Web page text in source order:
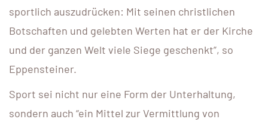
sportlich auszudrücken: Mit seinen christlichen
Botschaften und gelebten Werten hat er der Kirche
und der ganzen Welt viele Siege geschenkt”, so
Eppensteiner.
Sport sei nicht nur eine Form der Unterhaltung,
sondern auch “ein Mittel zur Vermittlung von